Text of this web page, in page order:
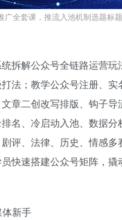
广全套课，推流入池机制选题
拆解公众号全链路运营
法；教学公众号注册、
章二创改写排版、钩子
名、冷启动入池、数据
评、法律、历史、情感
快速搭建公众号矩阵，撬
新手